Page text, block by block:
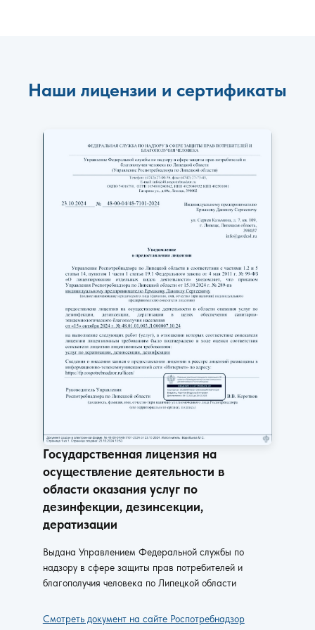
Наши лицензии и сертификаты
Государственная лицензия на
осуществление деятельности в
области оказания услуг по
дезинфекции, дезинсекции,
дератизации
Выдана Управлением Федеральной службы по
надзору в сфере защиты прав потребителей и
благополучия человека по Липецкой области
Смотреть документ на сайте Роспотребнадзор